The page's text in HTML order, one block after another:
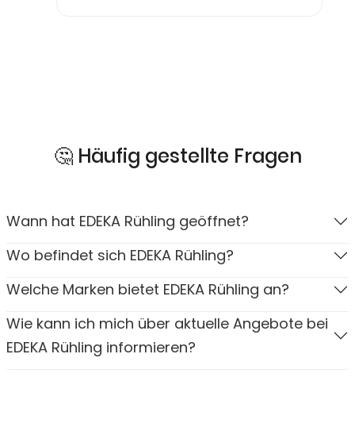
🤔 Häufig gestellte Fragen
Wann hat EDEKA Rühling geöffnet?
Wo befindet sich EDEKA Rühling?
Welche Marken bietet EDEKA Rühling an?
Wie kann ich mich über aktuelle Angebote bei
EDEKA Rühling informieren?